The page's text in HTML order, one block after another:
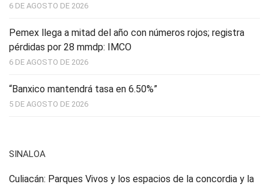
6 DE AGOSTO DE 2026
Pemex llega a mitad del año con números rojos; registra
pérdidas por 28 mmdp: IMCO
6 DE AGOSTO DE 2026
“Banxico mantendrá tasa en 6.50%”
5 DE AGOSTO DE 2026
SINALOA
Culiacán: Parques Vivos y los espacios de la concordia y la